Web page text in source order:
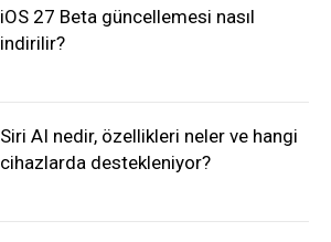
iOS 27 Beta güncellemesi nasıl
indirilir?
Siri AI nedir, özellikleri neler ve hangi
cihazlarda destekleniyor?